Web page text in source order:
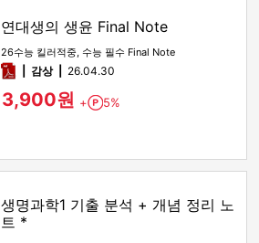
연대생의 생윤 Final Note
26수능 킬러적중, 수능 필수 Final Note
pdf감상​ 26.04.30
3,900원 + Point
5%
생명과학1 기출 분석 + 개념 정리 노
트 *